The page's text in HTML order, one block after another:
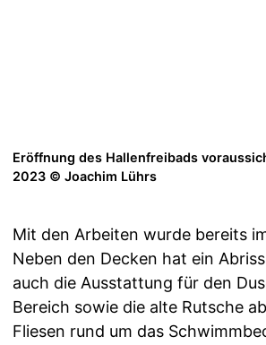
Eröffnung des Hallenfreibads
2023 © Joachim Lührs
Mit den Arbeiten wurde bereits
Neben den Decken hat ein
auch die Ausstattung für den
Bereich sowie die alte Rutsche
Fliesen rund um das